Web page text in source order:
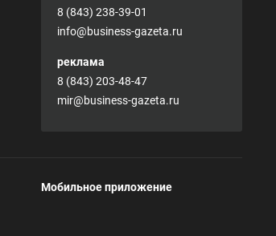
8 (843) 238-39-01
info@business-gazeta.ru
реклама
8 (843) 203-48-47
mir@business-gazeta.ru
Мобильное приложение